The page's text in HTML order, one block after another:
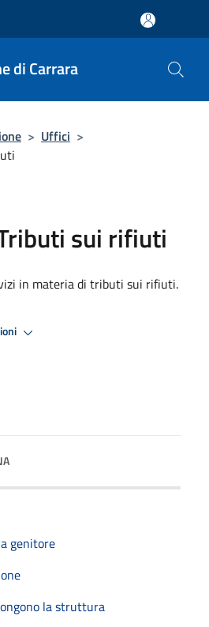
di Carrara
> Uffici >
sui rifiuti
in materia di tributi sui rifiuti.
genitore
la struttura